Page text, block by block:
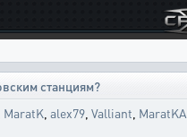
станциям?
MaratK alex79 Valliant MaratKA